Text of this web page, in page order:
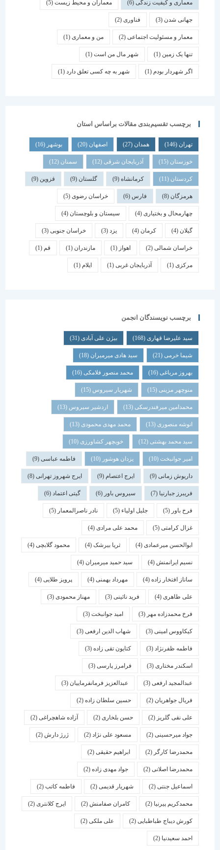
معماری و کیفیت زندگی(6) معماران و محیط زیست(5)
جهانی شدن(3) فناوری (2)
معمار و مسئولیت اجتماعی (2) من و معماری (1)
تنها یک زمین(1) شهر مال من است(1)
اگر شهردار بودم (1) شهر به چه کسی تعلق دارد(1)
برچسب تقسیم‌بندی مقالات براساس استان
همدان اصفهان (20) بوشهر
خوزستان(15) آذربایجان شرقی(12) سمنان (12)
کردستان(11) کرمانشاه(9) گلستان (9) قزوین
هرمزگان(8) فارس خراسان رضوی(5)
چهارمحال و بختیاری (4) سیستان و بلوچستان(4)
کرمان یزد خراسان جنوبی(3)
خراسان شمالی(2) اهواز مازندران(1) قم
(1) آذربایجان غربی(1) ایلام
برچسب نویسندگان انجمن
سید علیرضا قهاری(168) بیژن علی آبادی(31)
شیما خرمی(21) سید هادی میرمیران(18)
بهروز مرباغی (16) محمد منصور فلامکی (16)
منوچهر مزینی(15) شهریار سیروس(15)
محمدامین میرفندرسکی(13) اردشیر سیروس(13)
انوشه منصوری(13) محمد مهدی محمودی(13)
سید محمد بهشتی(12) خوبچهر کشاورزی(10)
امیر جوانبخت(10) یزدان هوشور(10) فاطمه عباسی(9)
داریوش زمانی(9) ایرج اعتصام(9) ایرج شهروز تهرانی(8)
فریبرز جبارنیا(7) سیروس باور(6) گیتی اعتماد(6)
فرخ باور(5) جلیل اولیاء(5) نادر ناصرالمعمار (5)
غزال کرامتی(5) محمد علی مرادی(4)
ابوالحسن میرعمادی(4) ثریا بیرشک(4) محمود گلابچی(4)
نسیم ایرانمنش(4) سید حمید میرمیران(4)
ساناز افتخار زاده(4) مهرداد بهمنی (4) پرویز طلایی(4)
علی طاهری(4) فرید نائینی(3) مهناز محمودی(3)
فرخ محمدزاده مهر(3) امید جوانبخت(3)
کیکاووس امینی(3) شهاب الدین ارفعی(3)
فاطمه ظفرنژاد(3) کتایون تقی زاده(3)
اسكندر مختاری (3) فرامرز پارسی(3)
عبدالمجید ارفعی(3) عبدالعزیز فرمانفرماییان(3)
فریال جواهریان(2) حسین سلطان زاده(2)
علی نقی گلریز(2) حسن بلخاری(2) آزاده شاهچراغی(2)
جواد میرحسینی(2) مسعود علی نژاد(2) ژرژ دارش (2)
محمدرضا کارگر(2) ابراهیم حقیقی(2)
محمدرضا اصلانی(2) جواد مهدی زاده(2)
اسماعیل جنتی(2) شهریار قدیمی(2) فاطمه کاتب(2)
محمدکریم پیرنیا (2) کامران صفامنش(2) ایرج کلانتری (2)
کورش دیباج طباطبایی(2) علی ملکی(2)
احمد سعیدنیا (2)